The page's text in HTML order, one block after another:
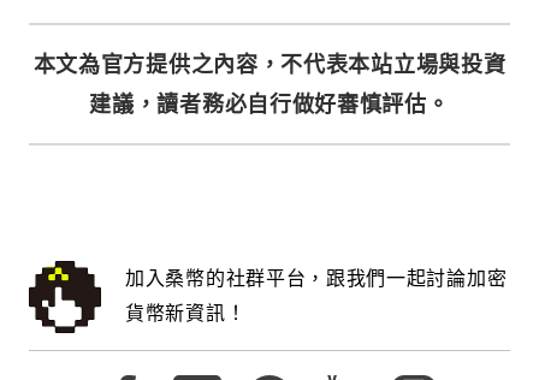
本文為官方提供之內容，不代表本站立場與投資
建議，讀者務必自行做好審慎評估。
加入桑幣的社群平台，跟我們一起討論加密
貨幣新資訊！